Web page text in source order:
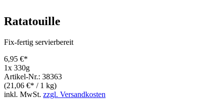
Ratatouille
Fix-fertig servierbereit
6,95 €*
1x 330g
Artikel-Nr.: 38363
(21,06 €* / 1 kg)
inkl. MwSt. zzgl. Versandkosten